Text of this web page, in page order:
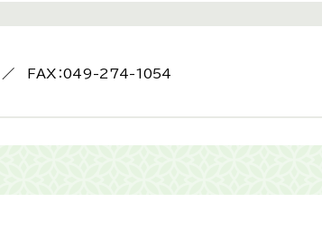
／ FAX：049-274-1054